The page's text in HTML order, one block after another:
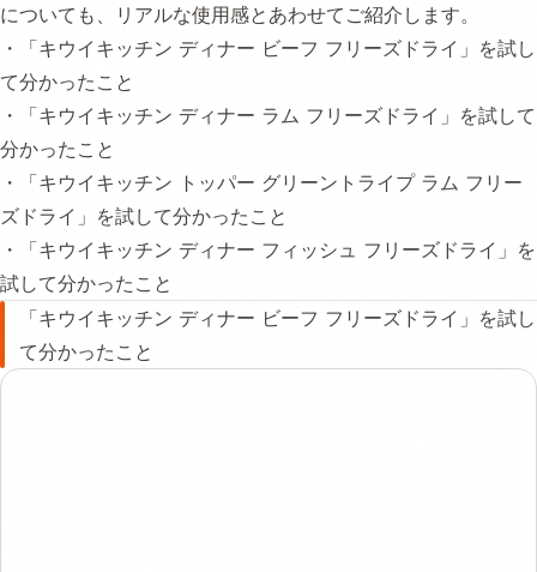
についても、リアルな使用感とあわせてご紹介します。
・「キウイキッチン ディナー ビーフ フリーズドライ」を試し
て分かったこと
・「キウイキッチン ディナー ラム フリーズドライ」を試して
分かったこと
・「キウイキッチン トッパー グリーントライプ ラム フリー
ズドライ」を試して分かったこと
・「キウイキッチン ディナー フィッシュ フリーズドライ」を
試して分かったこと
「キウイキッチン ディナー ビーフ フリーズドライ」を試し
て分かったこと